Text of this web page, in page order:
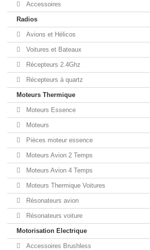
Accessoires
Radios
Avions et Hélicos
Voitures et Bateaux
Récepteurs 2.4Ghz
Récepteurs à quartz
Moteurs Thermique
Moteurs Essence
Moteurs
Pièces moteur essence
Moteurs Avion 2 Temps
Moteurs Avion 4 Temps
Moteurs Thermique Voitures
Résonateurs avion
Résonateurs voiture
Motorisation Electrique
Accessoires Brushless